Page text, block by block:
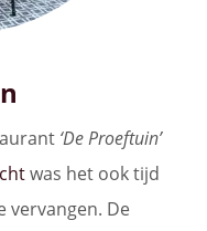
‘De Proeftuin’
was het ook tijd
vervangen. De